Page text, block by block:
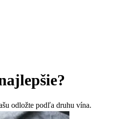
odložte podľa druhu vína.